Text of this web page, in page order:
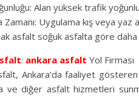
Alan yüksek trafik
Uygulama kış veya yaz
asfalt soğuk asfalta göre
: ankara asfalt Yol Firması
Ankara’da faaliyet
ve diğer asfalt hizmetleri